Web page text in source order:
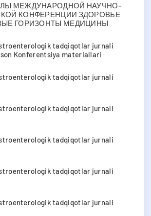
МЕЖДУНАРОДНОЙ НАУЧНО-
КОНФЕРЕНЦИИ ЗДОРОВЬЕ
ГОРИЗОНТЫ МЕДИЦИНЫ
tadqiqotlar jurnali
Konferentsiya materiallari
tadqiqotlar jurnali
tadqiqotlar jurnali
tadqiqotlar jurnali
tadqiqotlar jurnali
tadqiqotlar jurnali